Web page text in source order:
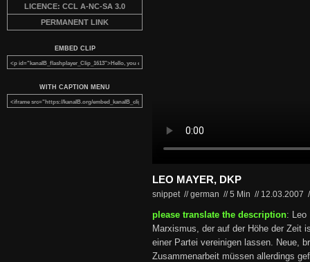
LICENCE: CCL A-NC-SA 3.0
PERMANENT LINK
EMBED CLIP
WITH CAPTION MENU
LEO MAYER, DKP
snippet // german //5 Min // 12.03.2007
please translate the description: Leo
Marxismus, der auf der Höhe der Zeit
einer Partei vereinigen lassen. Neue,
Zusammenarbeit müssen allerdings